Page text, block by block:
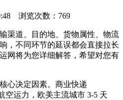
浏览次数： 769
道、目的地、货物属性、物流
，不同环节的延误都会直接拉长
网将为您详细解答，希望对您有
决定因素。商业快递
空运力，欧美主流城市 3-5 天